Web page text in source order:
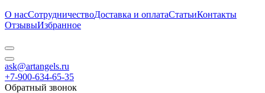
О насСотрудничествоДоставка и оплатаСтатьиКонтакты
ОтзывыИзбранное
ask@artangels.ru
+7-900-634-65-35
Обратный звонок